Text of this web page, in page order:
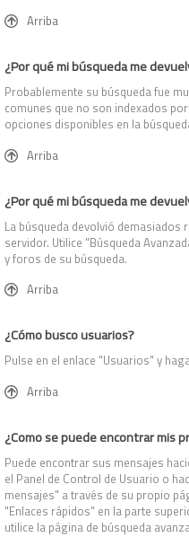
Arriba
¿Por qué mi búsqueda me
Probablemente su búsqueda fue
comunes que no son indexados
opciones disponibles en la
Arriba
¿Por qué mi búsqueda me
La búsqueda devolvió
servidor. Utilice "Búsqueda
y foros de su búsqueda.
Arriba
¿Cómo busco usuarios?
Pulse en el enlace "Usuarios" y
Arriba
¿Como se puede encontrar mis
Puede encontrar sus mensajes
el Panel de Control de Usuario o
mensajes" a través de su propio
"Enlaces rápidos" en la parte
utilice la página de búsqueda